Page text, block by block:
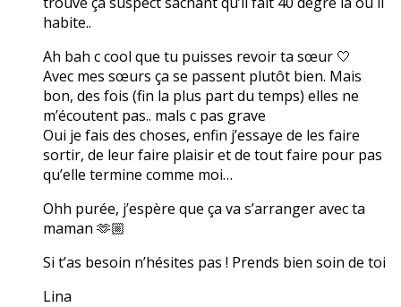
habite..
Ah bah c cool que tu puisses revoir ta sœur 🤍
Avec mes sœurs ça se passent plutôt bien. Mais
bon, des fois (fin la plus part du temps) elles ne
m’écoutent pas.. mals c pas grave
Oui je fais des choses, enfin j’essaye de les faire
sortir, de leur faire plaisir et de tout faire pour pas
qu’elle termine comme moi…
Ohh purée, j’espère que ça va s’arranger avec ta
maman 🫶🏼
Si t’as besoin n’hésites pas ! Prends bien soin de toi
Lina